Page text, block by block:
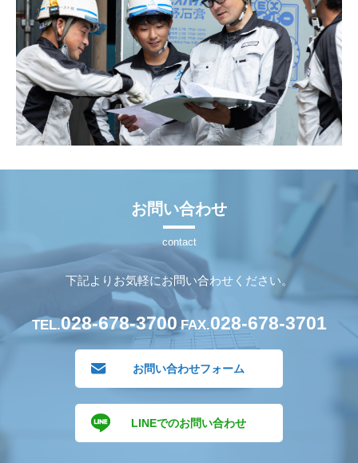
お問い合わせ
下記よりお気軽にお問い合わせください。
TEL.028-678-3700 FAX.028-678-3701
お問い合わせフォーム
LINEでのお問い合わせ